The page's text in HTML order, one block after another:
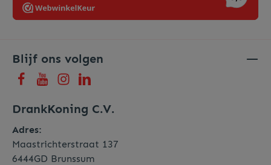
Blijf ons volgen
DrankKoning C.V.
Adres:
Maastrichterstraat 137
6444GD Brunssum